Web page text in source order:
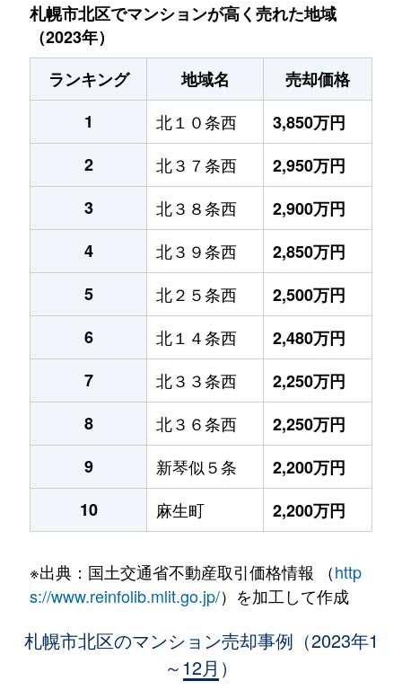
札幌市北区でマンションが高く売れた地域
（2023年）
ランキング
地域名
売却価格
1
北１０条西
3,850万円
2
北３７条西
2,950万円
3
北３８条西
2,900万円
4
北３９条西
2,850万円
5
北２５条西
2,500万円
6
北１４条西
2,480万円
7
北３３条西
2,250万円
8
北３６条西
2,250万円
9
新琴似５条
2,200万円
10
麻生町 2,200万円
※出典：国土交通省不動産取引価格情報 （http
s://www.reinfolib.mlit.go.jp/）を加工して作成
札幌市北区のマンション売却事例（2023年1
～12月）